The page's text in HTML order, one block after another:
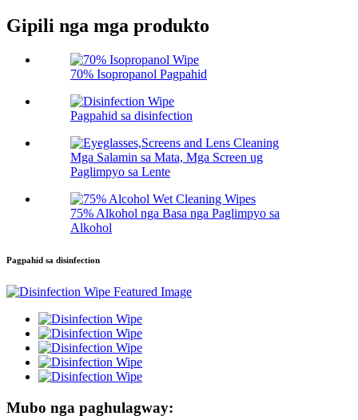
Gipili nga mga produkto
70% Isopropanol Pagpahid
Pagpahid sa disinfection
Mga Salamin sa Mata, Mga Screen ug
Paglimpyo sa Lente
75% Alkohol nga Basa nga Paglimpyo sa
Alkohol
Pagpahid sa disinfection
Mubo nga paghulagway: